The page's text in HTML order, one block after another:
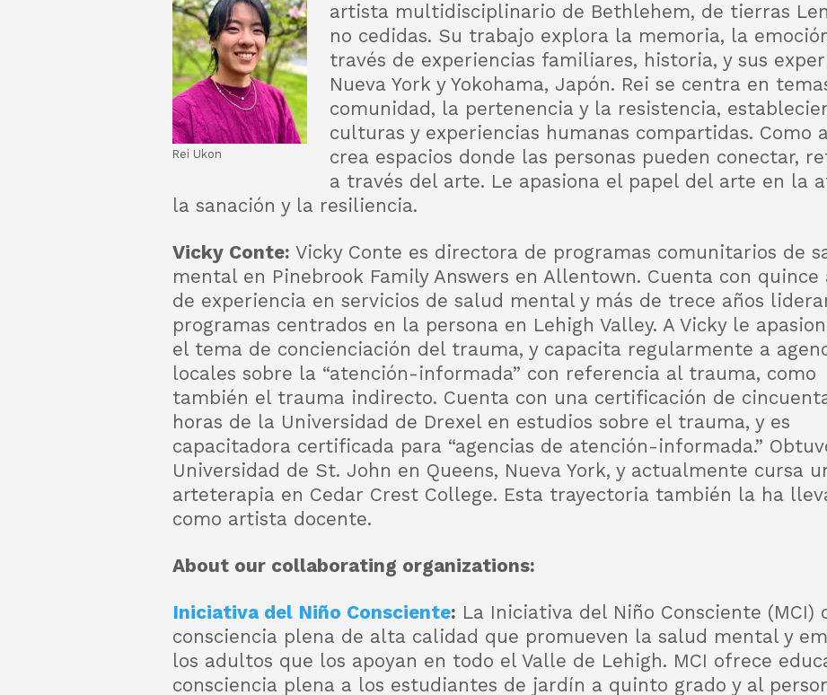
Rei Ukon
artista multidisciplinario de Bethlehem, de tierras
no cedidas. Su trabajo explora la memoria, la
través de experiencias familiares, historia, y sus
Nueva York y Yokohama, Japón. Rei se centra en
comunidad, la pertenencia y la resistencia,
culturas y experiencias humanas compartidas. Como
crea espacios donde las personas pueden conectar,
a través del arte. Le apasiona el papel del arte en la
la sanación y la resiliencia.
Vicky Conte: Vicky Conte es directora de programas comunitarios de
mental en Pinebrook Family Answers en Allentown. Cuenta con quince
de experiencia en servicios de salud mental y más de trece años
programas centrados en la persona en Lehigh Valley. A Vicky le
el tema de concienciación del trauma, y capacita regularmente a
locales sobre la “atención-informada” con referencia al trauma, como
también el trauma indirecto. Cuenta con una certificación de
horas de la Universidad de Drexel en estudios sobre el trauma, y es
capacitadora certificada para “agencias de atención-informada.”
Universidad de St. John en Queens, Nueva York, y actualmente cursa
arteterapia en Cedar Crest College. Esta trayectoria también la ha
como artista docente.
About our collaborating organizations:
Iniciativa del Niño Consciente: La Iniciativa del Niño Consciente (MCI)
consciencia plena de alta calidad que promueven la salud mental y
los adultos que los apoyan en todo el Valle de Lehigh. MCI ofrece
consciencia plena a los estudiantes de jardín a quinto grado y al